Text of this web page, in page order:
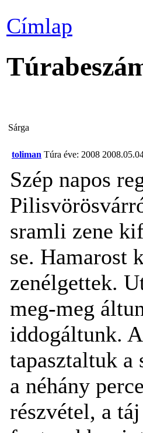
Címlap
Sárga
toliman Túra éve: 2008
Szép napos
sramli zene
se. Hamarost
zenélgettek.
meg-meg
iddogáltunk.
tapasztaltuk a
a néhány
részvétel, a